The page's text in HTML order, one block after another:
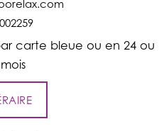
carte bleue ou en 24 ou